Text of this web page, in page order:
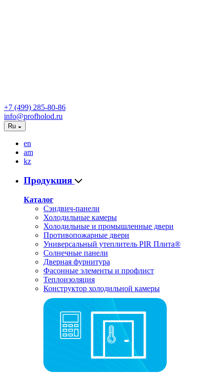
+7 (499) 285-80-86
info@profholod.ru
Ru
en
am
kz
Продукция
Каталог
Сэндвич-панели
Холодильные камеры
Холодильные и промышленные двери
Противопожарные двери
Универсальный утеплитель PIR Плита®
Солнечные панели
Дверная фурнитура
Фасонные элементы и профлист
Теплоизоляция
Конструктор холодильной камеры